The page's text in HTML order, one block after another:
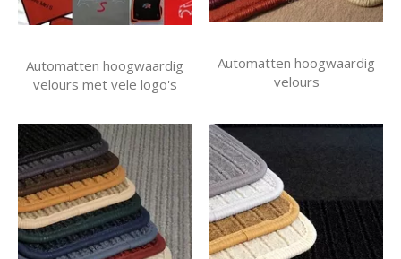
Automatten hoogwaardig
velours met vele logo's
Automatten hoogwaardig
velours